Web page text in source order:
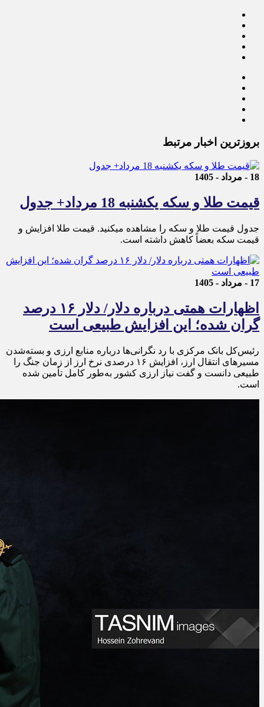
بروزترین اخبار مرتبط
18 - مرداد - 1405
قیمت طلا و سکه یکشنبه 18 مرداد+ جدول
جدول قیمت طلا و سکه را مشاهده میکنید. قیمت‌ طلا افزایش و
قیمت سکه بعضاً کاهش داشته است.
17 - مرداد - 1405
اظهارات همتی درباره دلار/ دلار ۱۶ درصد
گران شده؛ این افزایش طبیعی است
رئیس‌کل بانک مرکزی با رد نگرانی‌ها درباره منابع ارزی و بسته‌شدن
مسیرهای انتقال ارز، افزایش ۱۶ درصدی نرخ ارز از زمان جنگ را
طبیعی دانست و گفت نیاز ارزی کشور به‌طور کامل تأمین شده
است.